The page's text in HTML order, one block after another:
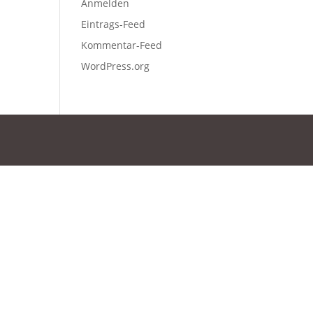
Anmelden
Eintrags-Feed
Kommentar-Feed
WordPress.org